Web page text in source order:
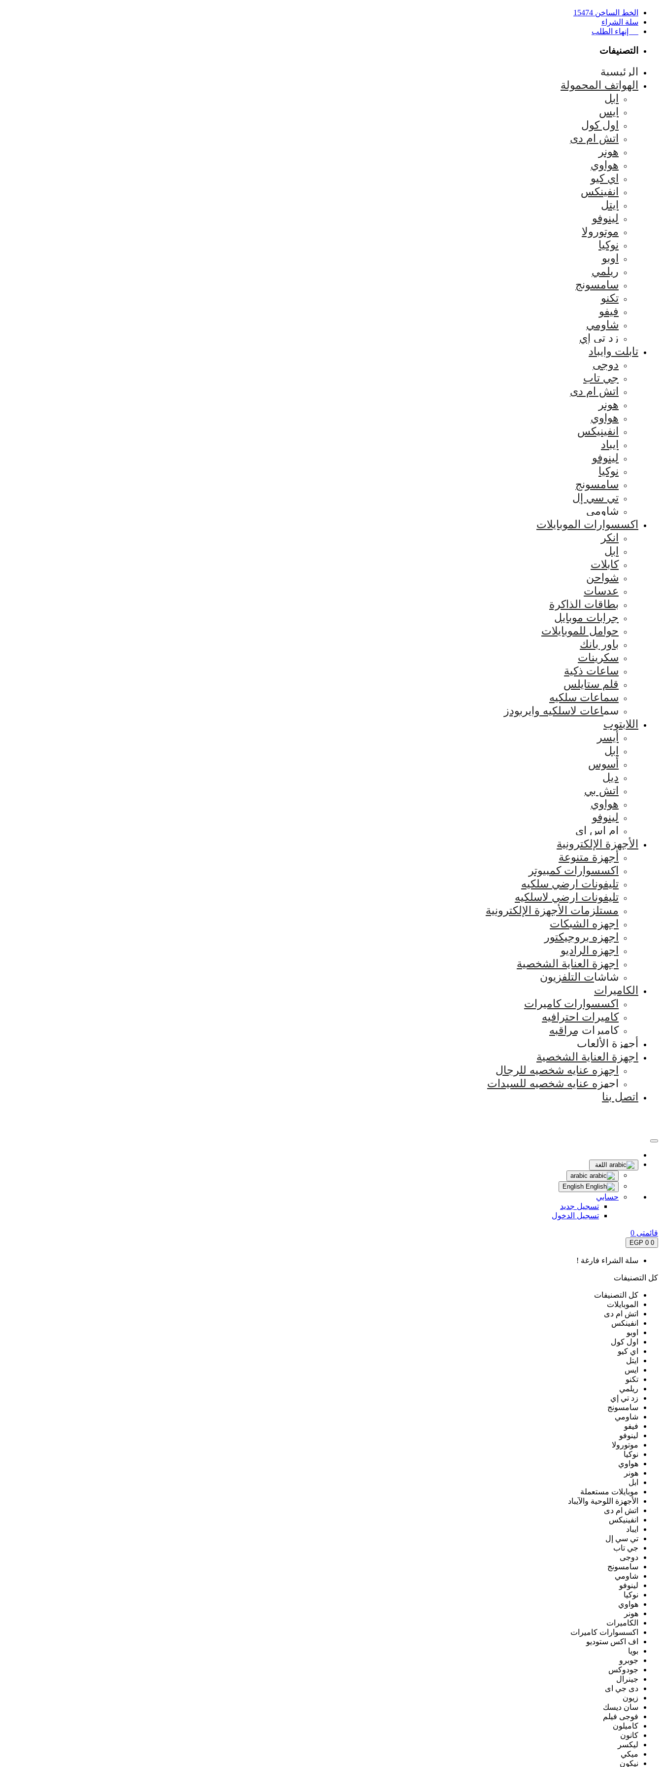
الخط الساخن 15474
سلة الشراء
إنهاء الطلب
التصنيفات
الرئيسية
الهواتف المحمولة
ابل
ايس
اول كول
اتش ام دى
هونر
هواوي
اي كيو
انفينكس
ايتل
لينوفو
موتورولا
نوكيا
اوبو
ريلمي
سامسونج
تكنو
فيفو
شاومي
زد تي إي
تابلت وايباد
دوجى
جي تاب
اتش ام دى
هونر
هواوي
انفينيكس
ايباد
لينوفو
نوكيا
سامسونج
تي سي إل
شاومي
اكسسوارات الموبايلات
انكر
ابل
كابلات
شواحن
عدسات
بطاقات الذاكرة
جرابات موبايل
حوامل للموبايلات
باور بانك
سكرينات
ساعات ذكية
قلم ستايلس
سماعات سلكيه
سماعات لاسلكيه وايربودز
اللابتوب
أيسر
ابل
أسوس
ديل
اتش بي
هواوي
لينوفو
ام اس اي
الأجهزة الإلكترونية
أجهزة متنوعة
اكسسوارات كمبيوتر
تليفونات ارضي سلكيه
تليفونات ارضي لاسلكيه
مستلزمات الأجهزة الإلكترونية
اجهزه الشبكات
اجهزه بروجيكتور
اجهزه الراديو
اجهزة العناية الشخصية
شاشات التلفزيون
الكاميرات
اكسسوارات كاميرات
كاميرات احترافيه
كاميرات مراقبه
أجهزة الألعاب
اجهزة العناية الشخصية
اجهزه عنايه شخصيه للرجال
اجهزه عنايه شخصيه للسيدات
اتصل بنا
اللغة
حسابي
تسجيل جديد
تسجيل الدخول
قائمتى 0
0
0 EGP
سلة الشراء فارغة !
كل التصنيفات
كل التصنيفات
الموبايلات
اتش ام دى
انفينكس
اوبو
اول كول
اي كيو
ايتل
ايس
تكنو
ريلمي
زد تي إي
سامسونج
شاومي
فيفو
لينوفو
موتورولا
نوكيا
هواوي
هونر
ابل
موبايلات مستعملة
الأجهزة اللوحية والآيباد
اتش ام دى
انفينيكس
ايباد
تي سي إل
جي تاب
دوجى
سامسونج
شاومي
لينوفو
نوكيا
هواوي
هونر
الكاميرات
اكسسوارات كاميرات
اف اكس ستوديو
بويا
جوبرو
جودوكس
جينرال
دى جي اى
زيون
سان ديسك
فوجى فيلم
كاميلون
كانون
ليكسر
ميكي
نيكون